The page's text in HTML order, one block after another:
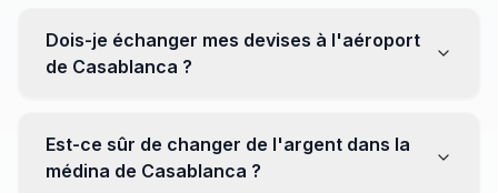
Dois-je échanger mes devises à l'aéroport
de Casablanca ?
être moins avantageux. Orientez-vous plutôt vers les
bureaux de change en ville pour obtenir de meilleurs
Est-ce sûr de changer de l'argent dans la
médina de Casablanca ?